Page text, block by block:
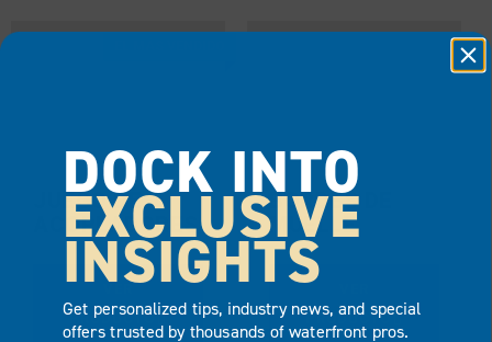
JUEGO DE
ACOPLADORES
PRODUCTO
BORDES DE
MUELLE
PRODUCTO
DOCK INTO
EXCLUSIVE
INSIGHTS
Get personalized tips, industry news, and special
offers trusted by thousands of waterfront pros.